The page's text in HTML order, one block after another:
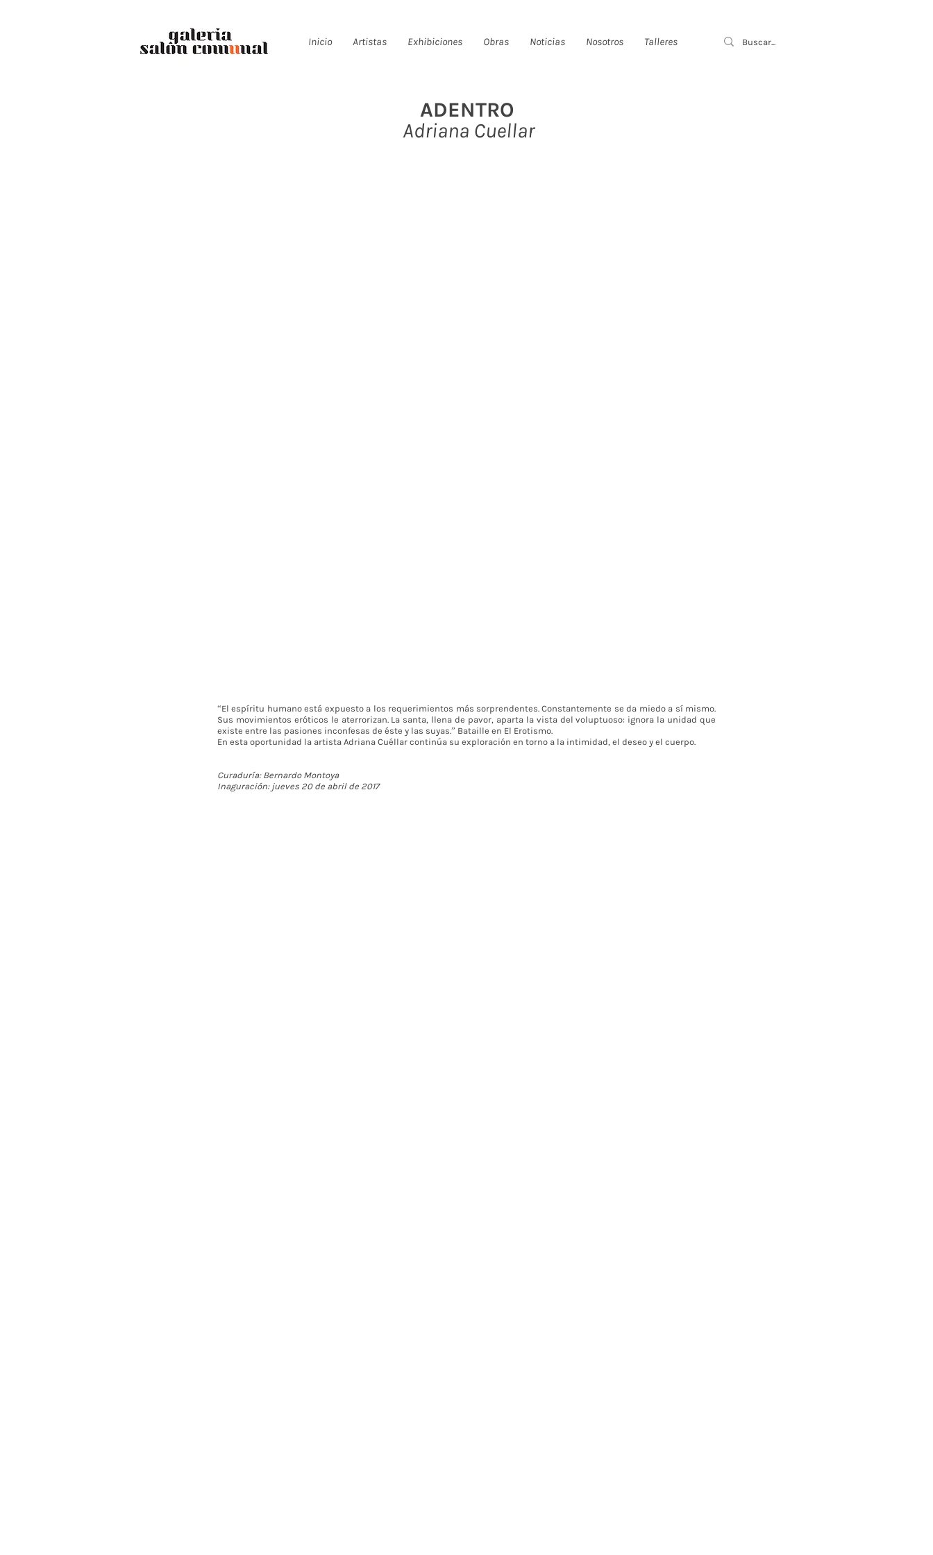
Inicio Artistas Exhibiciones Obras Noticias Nosotros Talleres
ADENTRO
Adriana Cuellar
“El espíritu humano está expuesto a los requerimientos más sorprendentes. Constantemente se da miedo a sí mismo.
Sus movimientos eróticos le aterrorizan. La santa, llena de pavor, aparta la vista del voluptuoso: ignora la unidad que
existe entre las pasiones inconfesas de éste y las suyas.” Bataille en El Erotismo.
En esta oportunidad la artista Adriana Cuéllar continúa su exploración en torno a la intimidad, el deseo y el cuerpo.
Curaduría: Bernardo Montoya
Inaguración: jueves 20 de abril de 2017